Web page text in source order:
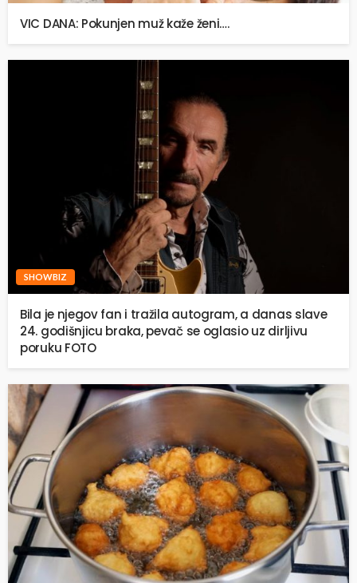
VIC DANA: Pokunjen muž kaže ženi….
SHOWBIZ
Bila je njegov fan i tražila autogram, a danas slave
24. godišnjicu braka, pevač se oglasio uz dirljivu
poruku FOTO